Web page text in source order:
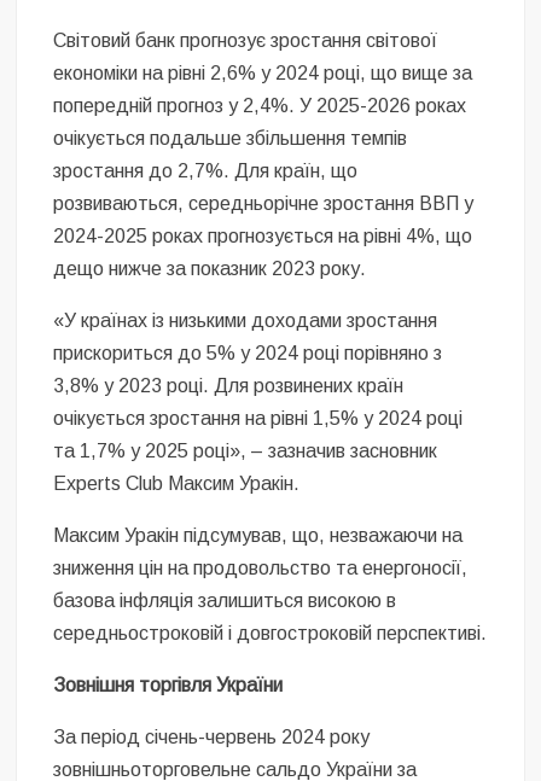
Світовий банк прогнозує зростання світової
економіки на рівні 2,6% у 2024 році, що вище за
попередній прогноз у 2,4%. У 2025-2026 роках
очікується подальше збільшення темпів
зростання до 2,7%. Для країн, що
розвиваються, середньорічне зростання ВВП у
2024-2025 роках прогнозується на рівні 4%, що
дещо нижче за показник 2023 року.
«У країнах із низькими доходами зростання
прискориться до 5% у 2024 році порівняно з
3,8% у 2023 році. Для розвинених країн
очікується зростання на рівні 1,5% у 2024 році
та 1,7% у 2025 році», – зазначив засновник
Experts Club Максим Уракін.
Максим Уракін підсумував, що, незважаючи на
зниження цін на продовольство та енергоносії,
базова інфляція залишиться високою в
середньостроковій і довгостроковій перспективі.
Зовнішня торгівля України
За період січень-червень 2024 року
зовнішньоторговельне сальдо України за